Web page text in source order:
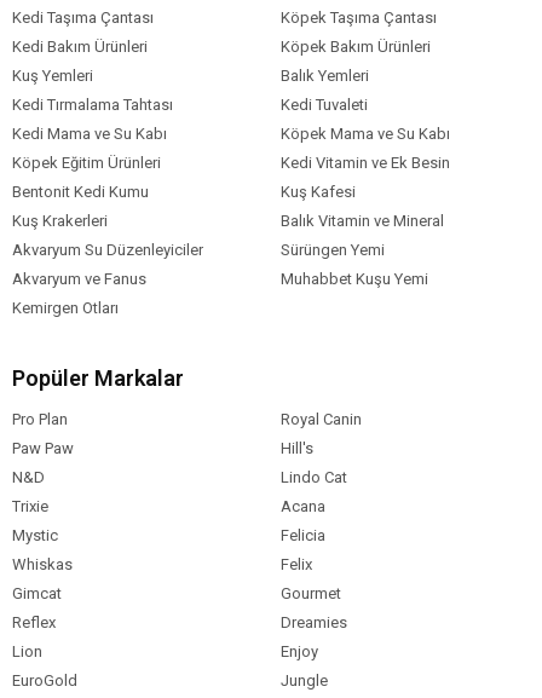
Kedi Taşıma Çantası
Köpek Taşıma Çantası
Kedi Bakım Ürünleri
Köpek Bakım Ürünleri
Kuş Yemleri
Balık Yemleri
Kedi Tırmalama Tahtası
Kedi Tuvaleti
Kedi Mama ve Su Kabı
Köpek Mama ve Su Kabı
Köpek Eğitim Ürünleri
Kedi Vitamin ve Ek Besin
Bentonit Kedi Kumu
Kuş Kafesi
Kuş Krakerleri
Balık Vitamin ve Mineral
Akvaryum Su Düzenleyiciler
Sürüngen Yemi
Akvaryum ve Fanus
Muhabbet Kuşu Yemi
Kemirgen Otları
Popüler Markalar
Pro Plan
Royal Canin
Paw Paw
Hill's
N&D
Lindo Cat
Trixie
Acana
Mystic
Felicia
Whiskas
Felix
Gimcat
Gourmet
Reflex
Dreamies
Lion
Enjoy
EuroGold
Jungle